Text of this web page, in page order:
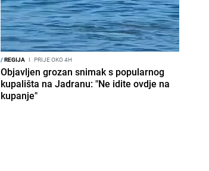
/REGIJA I PRIJE OKO 4H
Objavljen grozan snimak s popularnog
kupališta na Jadranu: "Ne idite ovdje na
kupanje"